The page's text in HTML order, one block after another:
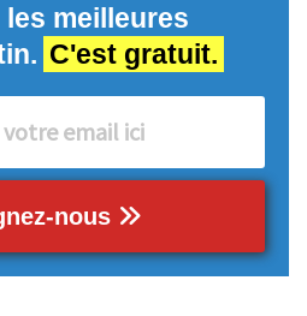
les meilleures
C'est gratuit.
nous